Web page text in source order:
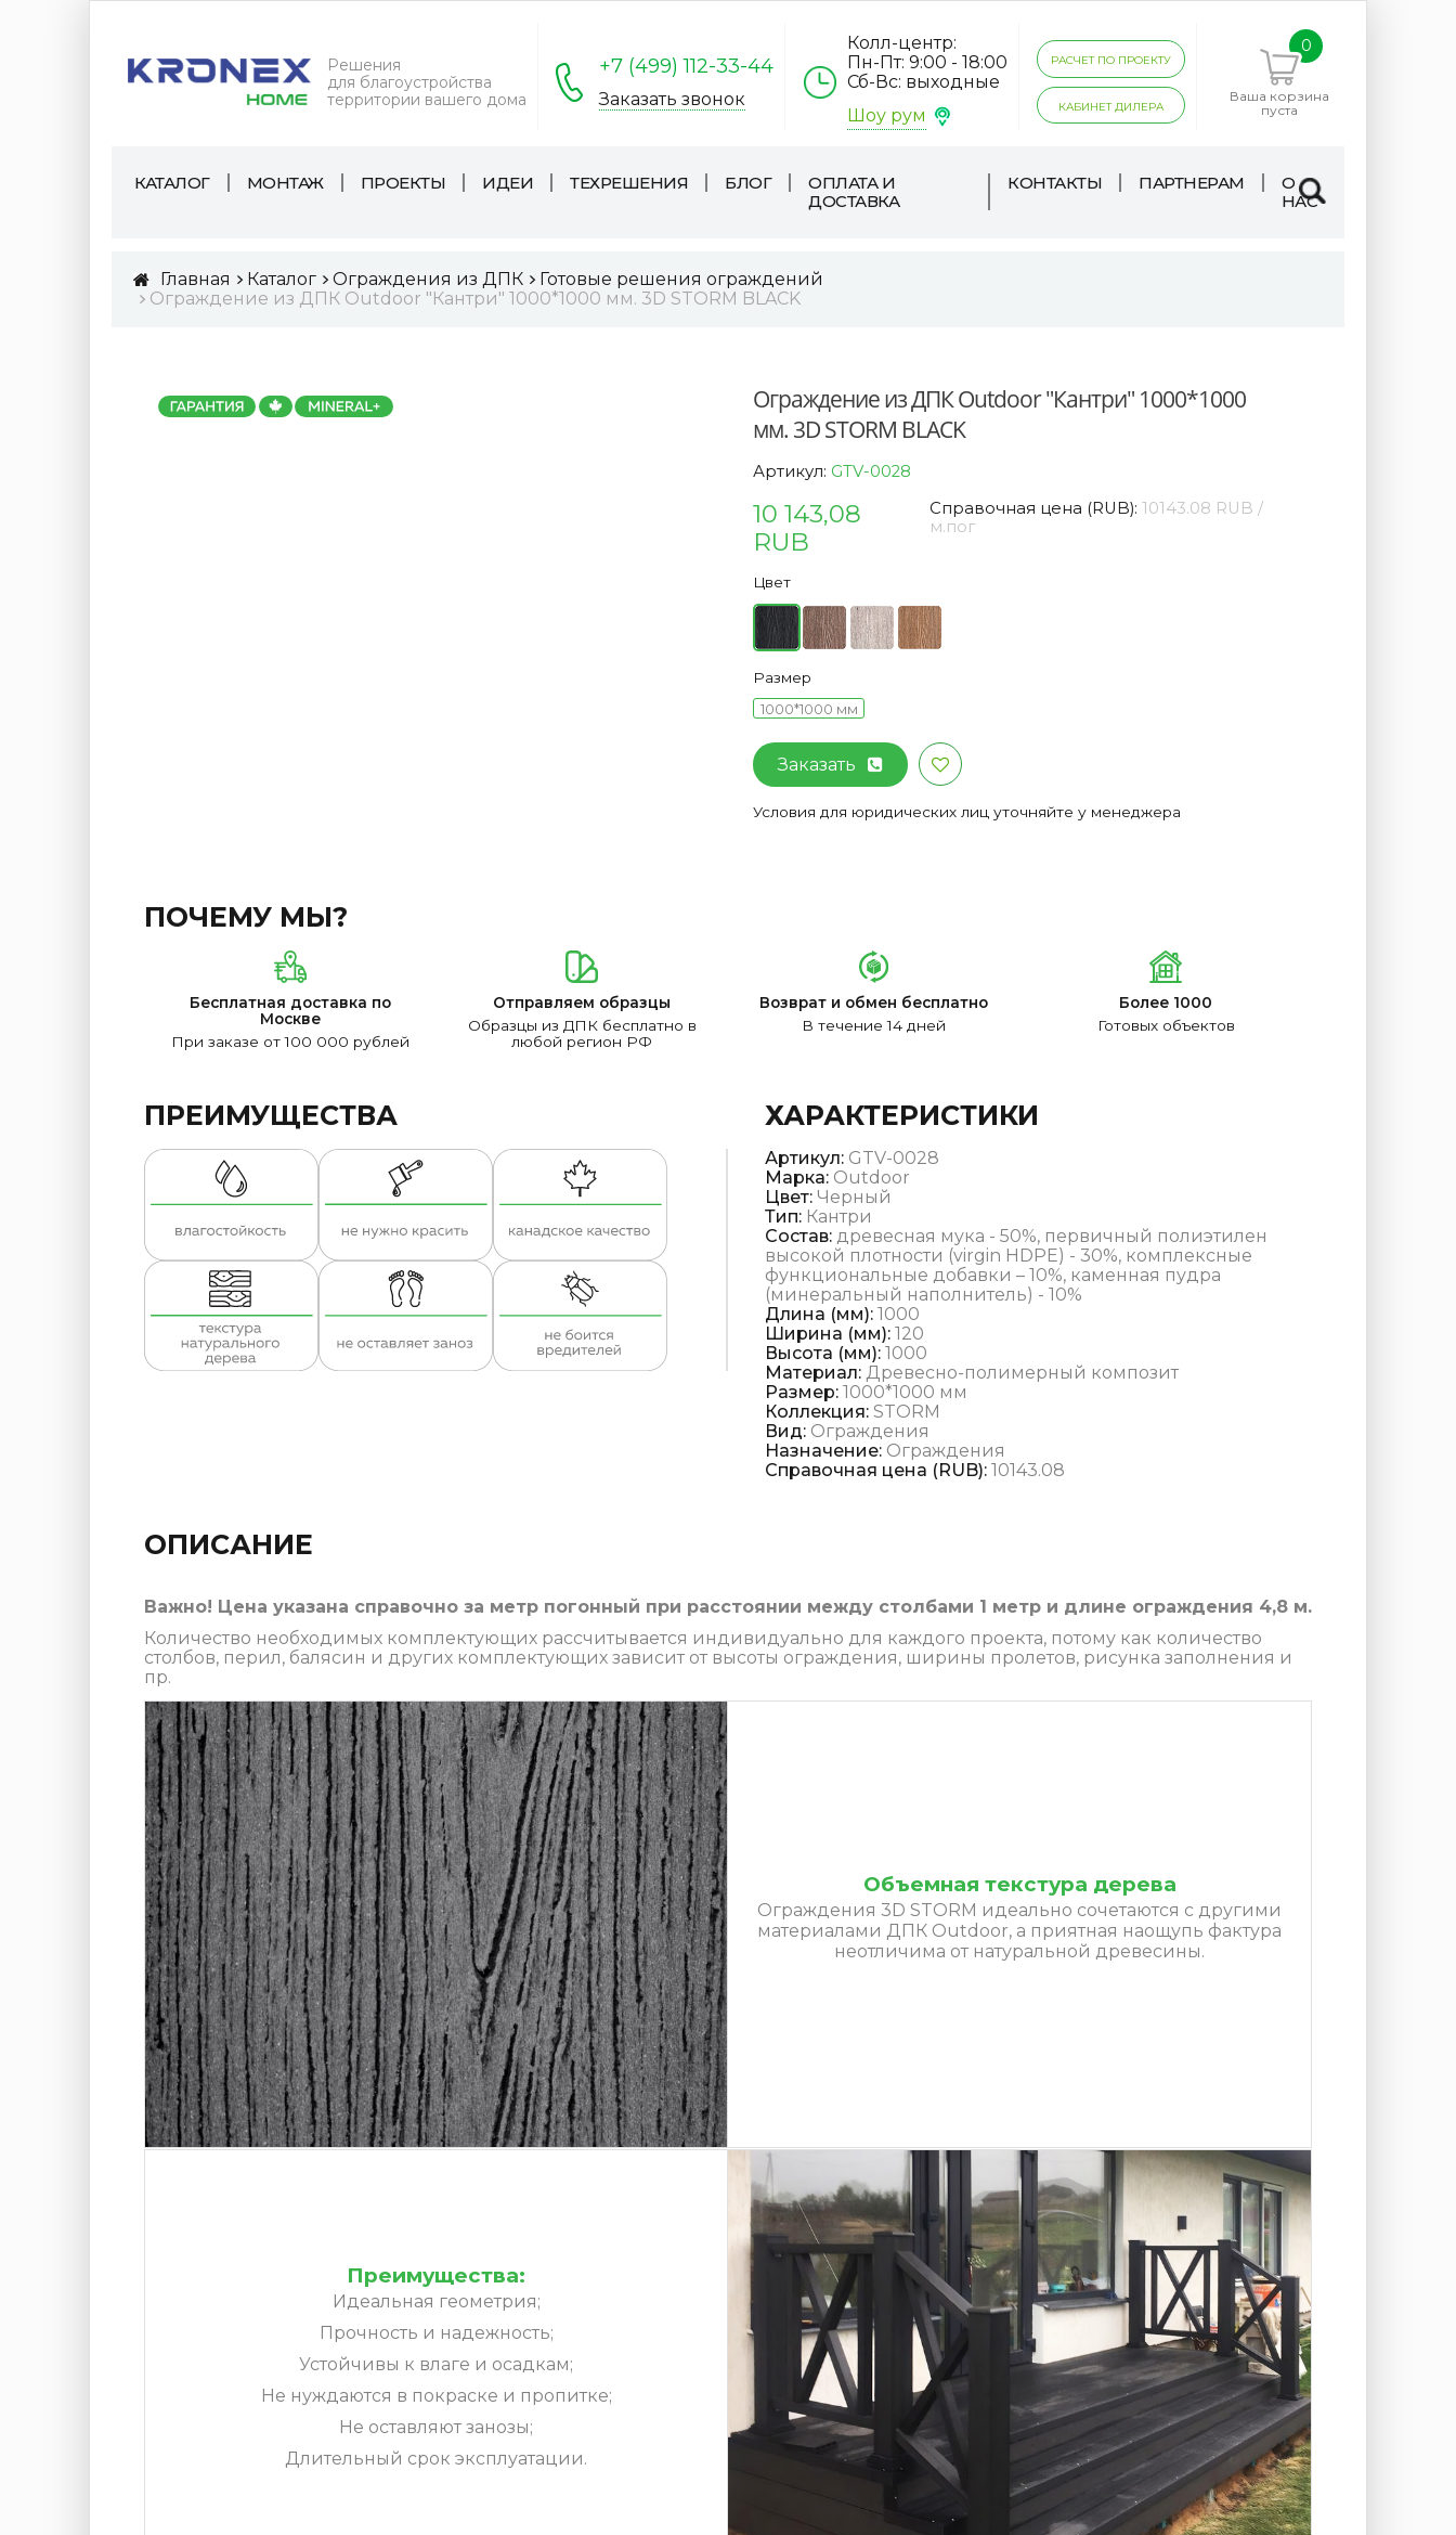
Решения
для благоустройства
территории вашего дома
+7 (499) 112-33-44
Заказать звонок
Колл-центр:
Пн-Пт: 9:00 - 18:00
Сб-Вс: выходные
Шоу рум
РАСЧЕТ ПО ПРОЕКТУ
КАБИНЕТ ДИЛЕРА
0
Ваша корзина
пуста
КАТАЛОГ МОНТАЖ ПРОЕКТЫ ИДЕИ ТЕХРЕШЕНИЯ БЛОГ
ОПЛАТА И
ДОСТАВКА
КОНТАКТЫ ПАРТНЕРАМ
О
НАС
Главная Каталог Ограждения из ДПК
Готовые решения ограждений
Ограждение из ДПК Outdoor "Кантри" 1000*1000 мм. 3D STORM BLACK
Ограждение из ДПК Outdoor "Кантри" 1000*1000
мм. 3D STORM BLACK
Артикул: GTV-0028
10 143,08
RUB
Справочная цена (RUB):10143.08 RUB /
м.пог
Цвет
Размер
1000*1000 мм
Заказать
Условия для юридических лиц уточняйте у менеджера
ПОЧЕМУ МЫ?
Бесплатная доставка по
Москве
При заказе от 100 000 рублей
Отправляем образцы
Образцы из ДПК бесплатно в
любой регион РФ
Возврат и обмен бесплатно
В течение 14 дней
Более 1000
Готовых объектов
ПРЕИМУЩЕСТВА ХАРАКТЕРИСТИКИ
Артикул: GTV-0028
Марка: Outdoor
Цвет: Черный
Тип: Кантри
Состав: древесная мука - 50%, первичный полиэтилен
высокой плотности (virgin HDPE) - 30%, комплексные
функциональные добавки – 10%, каменная пудра
(минеральный наполнитель) - 10%
Длина (мм): 1000
Ширина (мм): 120
Высота (мм): 1000
Материал: Древесно-полимерный композит
Размер: 1000*1000 мм
Коллекция: STORM
Вид: Ограждения
Назначение: Ограждения
Справочная цена (RUB): 10143.08
ОПИСАНИЕ
Важно! Цена указана справочно за метр погонный при расстоянии между столбами 1 метр и длине ограждения 4,8 м.
Количество необходимых комплектующих рассчитывается индивидуально для каждого проекта, потому как количество
столбов, перил, балясин и других комплектующих зависит от высоты ограждения, ширины пролетов, рисунка заполнения и
пр.
Объемная текстура дерева
Ограждения 3D STORM идеально сочетаются с другими
материалами ДПК Outdoor, а приятная наощупь фактура
неотличима от натуральной древесины.
Преимущества:
Идеальная геометрия;
Прочность и надежность;
Устойчивы к влаге и осадкам;
Не нуждаются в покраске и пропитке;
Не оставляют занозы;
Длительный срок эксплуатации.